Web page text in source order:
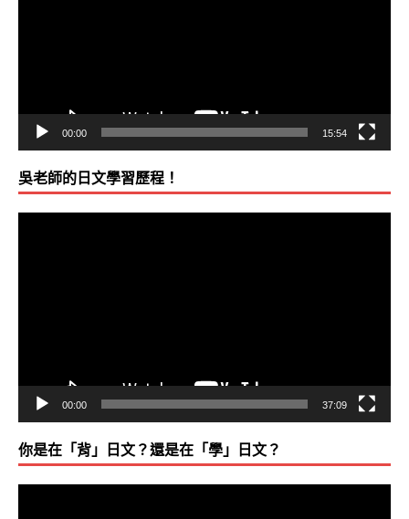
00:00 15:54
吳老師的日文學習歷程！
00:00 37:09
你是在「背」日文？還是在「學」日文？